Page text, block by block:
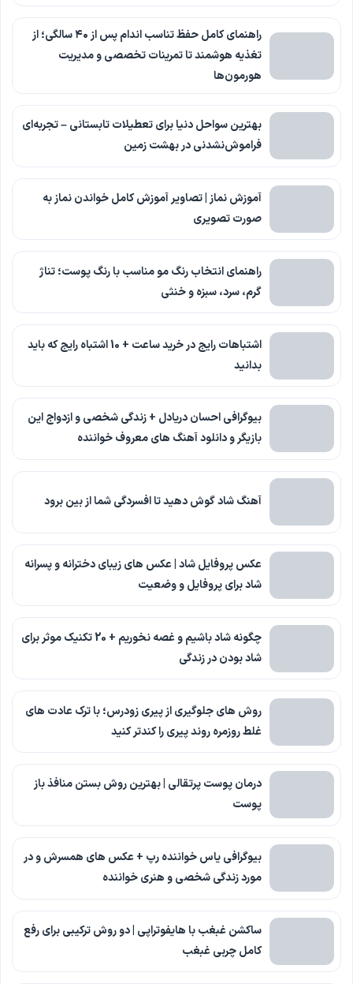
راهنمای کامل حفظ تناسب اندام پس از ۴۰ سالگی؛ از
تغذیه هوشمند تا تمرینات تخصصی و مدیریت
هورمون‌ها
بهترین سواحل دنیا برای تعطیلات تابستانی – تجربه‌ای
فراموش‌نشدنی در بهشت زمین
آموزش نماز | تصاویر آموزش کامل خواندن نماز به
صورت تصویری
راهنمای انتخاب رنگ مو مناسب با رنگ پوست؛ تناژ
گرم، سرد، سبزه و خنثی
اشتباهات رایج در خرید ساعت + 10 اشتباه رایج که باید
بدانید
بیوگرافی احسان دریادل + زندگی شخصی و ازدواج این
بازیگر و دانلود آهنگ های معروف خواننده
آهنگ شاد گوش دهید تا افسردگی شما از بین برود
عکس پروفایل شاد | عکس های زیبای دخترانه و پسرانه
شاد برای پروفایل و وضعیت
چگونه شاد باشیم و غصه نخوریم + 20 تکنیک موثر برای
شاد بودن در زندگی
روش های جلوگیری از پیری زودرس؛ با ترک عادت های
غلط روزمره روند پیری را کندتر کنید
درمان پوست پرتقالی | بهترین روش بستن منافذ باز
پوست
بیوگرافی یاس خواننده رپ + عکس های همسرش و در
مورد زندگی شخصی و هنری خواننده
ساکشن غبغب با هایفوتراپی | دو روش ترکیبی برای رفع
کامل چربی غبغب